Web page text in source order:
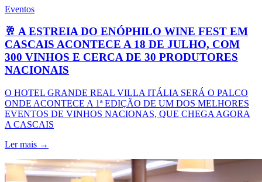
Eventos
🥂 A ESTREIA DO ENÓPHILO WINE FEST EM
CASCAIS ACONTECE A 18 DE JULHO, COM
300 VINHOS E CERCA DE 30 PRODUTORES
NACIONAIS
O HOTEL GRANDE REAL VILLA ITÁLIA SERÁ O PALCO
ONDE ACONTECE A 1ª EDIÇÃO DE UM DOS MELHORES
EVENTOS DE VINHOS NACIONAS, QUE CHEGA AGORA
A CASCAIS
Ler mais →